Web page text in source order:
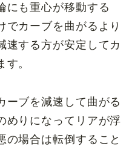
にも重心が移動する
でカーブを曲がるより
速する方が安定してカ
。
ーブを減速して曲がる
めりになってリアが浮
の場合は転倒すること